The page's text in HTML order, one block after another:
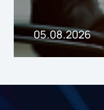
05.08.2026